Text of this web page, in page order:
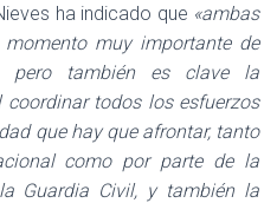
ha indicado que «ambas
muy importante de
pero también es clave la
todos los esfuerzos
que hay que afrontar, tanto
como por parte de la
Guardia Civil, y también la